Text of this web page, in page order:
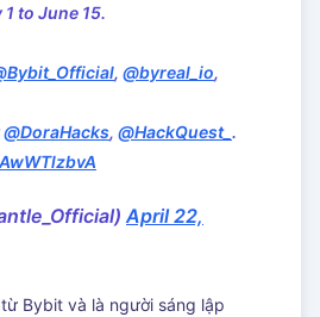
to June 15.
, @byreal_io,
@DoraHacks, @HackQuest_ .
April 22,
Bybit và là người sáng lập